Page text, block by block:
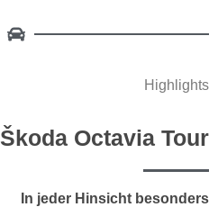
Highlights
Škoda Octavia Tour
In jeder Hinsicht besonders